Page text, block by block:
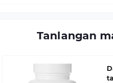
Tanlangan